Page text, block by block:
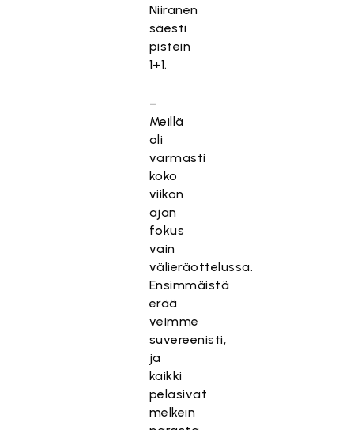
Niiranen
säesti
pistein
1+1.
–
Meillä
oli
varmasti
koko
viikon
ajan
fokus
vain
välieräottelussa.
Ensimmäistä
erää
veimme
suvereenisti,
ja
kaikki
pelasivat
melkein